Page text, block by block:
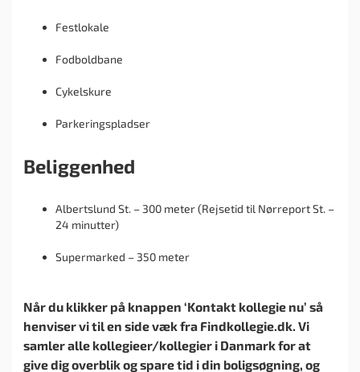
Festlokale
Fodboldbane
Cykelskure
Parkeringspladser
Beliggenhed
Albertslund St. – 300 meter (Rejsetid til Nørreport St. –
24 minutter)
Supermarked – 350 meter
Når du klikker på knappen ‘Kontakt kollegie nu’ så
henviser vi til en side væk fra Findkollegie.dk. Vi
samler alle kollegieer/kollegier i Danmark for at
give dig overblik og spare tid i din boligsøgning, og